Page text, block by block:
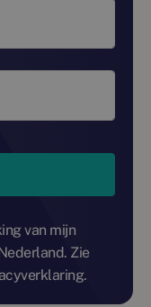
van mijn
Zie